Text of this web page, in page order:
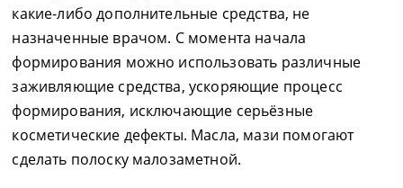
какие-либо дополнительные средства, не
назначенные врачом. С момента начала
формирования можно использовать различные
заживляющие средства, ускоряющие процесс
формирования, исключающие серьёзные
косметические дефекты. Масла, мази помогают
сделать полоску малозаметной.